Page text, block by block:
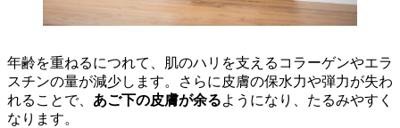
年齢を重ねるにつれて、肌のハリを支えるコラーゲンやエラ
スチンの量が減少します。さらに皮膚の保水力や弾力が失わ
れることで、 あご下の皮膚が余るようになり、たるみやすく
なります。